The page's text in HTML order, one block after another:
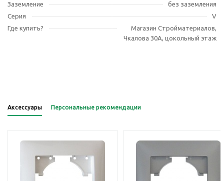
Заземление
без заземления
Серия
V
Где купить?
Магазин Стройматериалов,
Чкалова 30А, цокольный этаж
Аксессуары Персональные рекомендации